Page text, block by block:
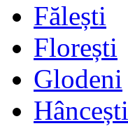
Fălești
Florești
Glodeni
Hâncești